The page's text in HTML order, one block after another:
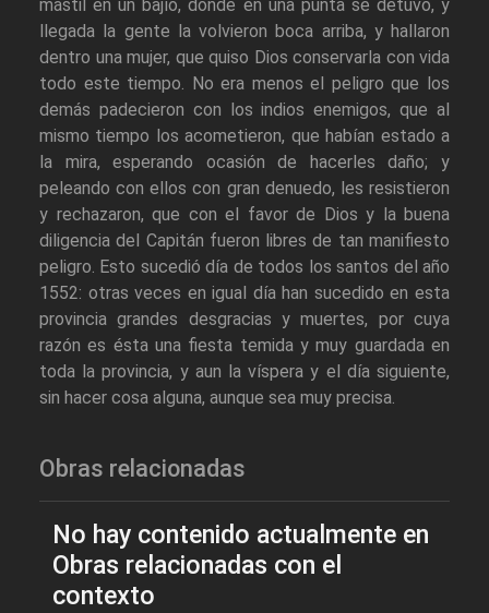
mástil en un bajío, donde en una punta se detuvo, y
llegada la gente la volvieron boca arriba, y hallaron
dentro una mujer, que quiso Dios conservarla con vida
todo este tiempo. No era menos el peligro que los
demás padecieron con los indios enemigos, que al
mismo tiempo los acometieron, que habían estado a
la mira, esperando ocasión de hacerles daño; y
peleando con ellos con gran denuedo, les resistieron
y rechazaron, que con el favor de Dios y la buena
diligencia del Capitán fueron libres de tan manifiesto
peligro. Esto sucedió día de todos los santos del año
1552: otras veces en igual día han sucedido en esta
provincia grandes desgracias y muertes, por cuya
razón es ésta una fiesta temida y muy guardada en
toda la provincia, y aun la víspera y el día siguiente,
sin hacer cosa alguna, aunque sea muy precisa.
Obras relacionadas
No hay contenido actualmente en
Obras relacionadas con el
contexto